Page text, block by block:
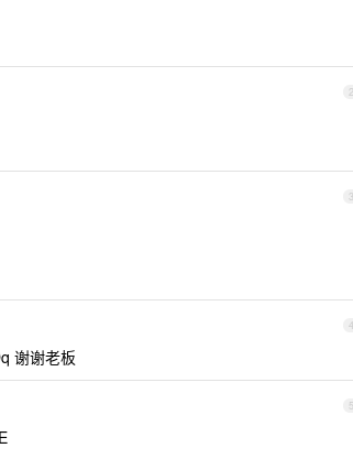
2
3
4
谢谢老板
5